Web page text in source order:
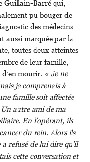
Guillain-Barré qui,
pu bouger de
des médecins
aussi marquée par la
toutes deux atteintes
de leur famille,
mourir. « Je ne
je comprenais à
famille soit affectée
Un autre ami de ma
En l’opérant, ils
du rein. Alors ils
refusé de lui dire qu’il
cette conversation et